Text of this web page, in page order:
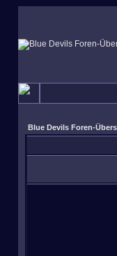
Blue Devils Foren-